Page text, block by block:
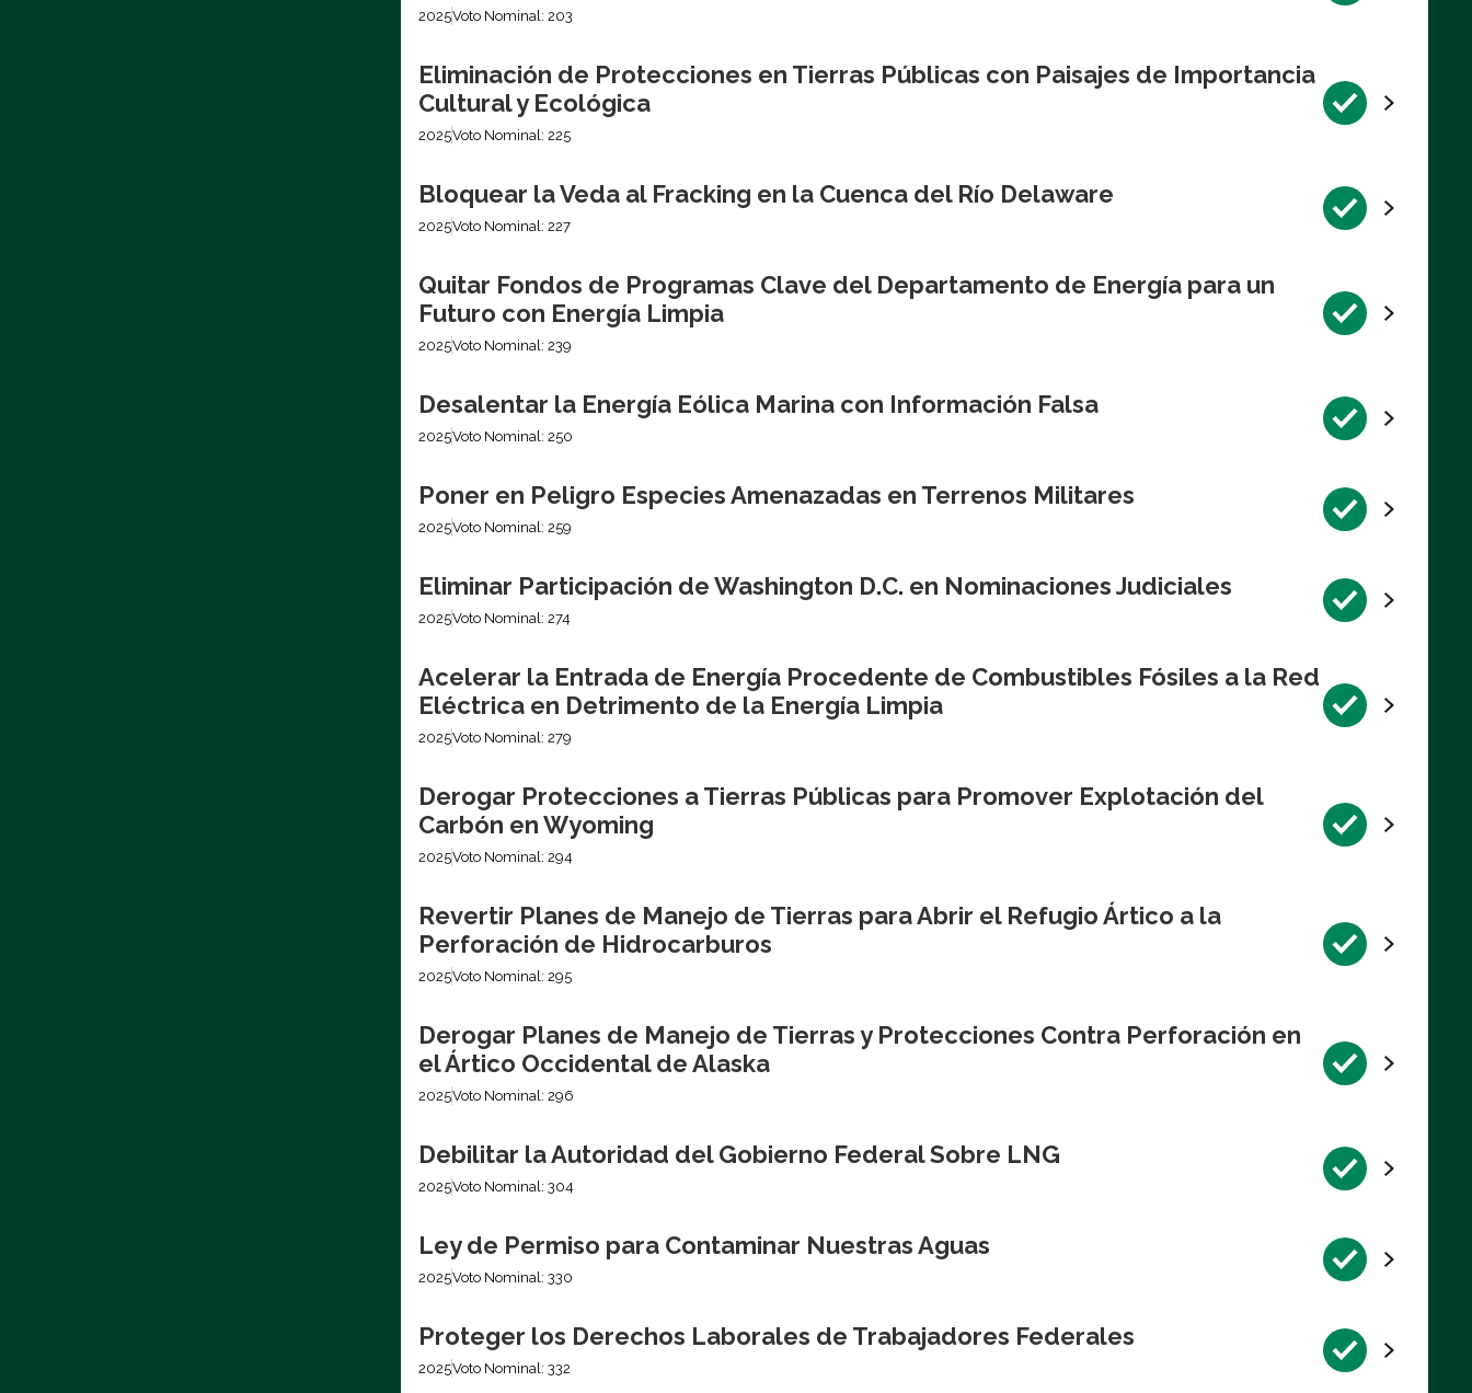
2025Voto Nominal: 203
Eliminación de Protecciones en Tierras Públicas con Paisajes de Importancia
Cultural y Ecológica
2025Voto Nominal: 225
Bloquear la Veda al Fracking en la Cuenca del Río Delaware
2025Voto Nominal: 227
Quitar Fondos de Programas Clave del Departamento de Energía para un
Futuro con Energía Limpia
2025Voto Nominal: 239
Desalentar la Energía Eólica Marina con Información Falsa
2025Voto Nominal: 250
Poner en Peligro Especies Amenazadas en Terrenos Militares
2025Voto Nominal: 259
Eliminar Participación de Washington D.C. en Nominaciones Judiciales
2025Voto Nominal: 274
Acelerar la Entrada de Energía Procedente de Combustibles Fósiles a la Red
Eléctrica en Detrimento de la Energía Limpia
2025Voto Nominal: 279
Derogar Protecciones a Tierras Públicas para Promover Explotación del
Carbón en Wyoming
2025Voto Nominal: 294
Revertir Planes de Manejo de Tierras para Abrir el Refugio Ártico a la
Perforación de Hidrocarburos
2025Voto Nominal: 295
Derogar Planes de Manejo de Tierras y Protecciones Contra Perforación en
el Ártico Occidental de Alaska
2025Voto Nominal: 296
Debilitar la Autoridad del Gobierno Federal Sobre LNG
2025Voto Nominal: 304
Ley de Permiso para Contaminar Nuestras Aguas
2025Voto Nominal: 330
Proteger los Derechos Laborales de Trabajadores Federales
2025Voto Nominal: 332